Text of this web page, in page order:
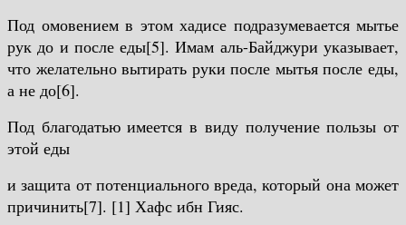
Под омовением в этом хадисе подразумевается мытье
рук до и после еды[5].Имам аль-Байджури указывает,
что желательно вытирать руки после мытья после еды,
а не до[6].
Под благодатью имеется в виду получение пользы от
этой еды
и защита от потенциального вреда, который она может
причинить[7]. [1] Хафс ибн Гияс.